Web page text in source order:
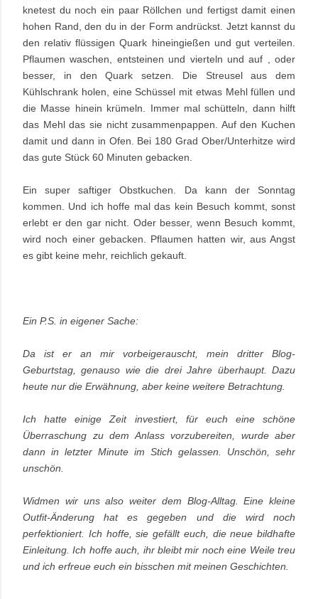
knetest du noch ein paar Röllchen und fertigst damit einen
hohen Rand, den du in der Form andrückst. Jetzt kannst du
den relativ flüssigen Quark hineingießen und gut verteilen.
Pflaumen waschen, entsteinen und vierteln und auf , oder
besser, in den Quark setzen. Die Streusel aus dem
Kühlschrank holen, eine Schüssel mit etwas Mehl füllen und
die Masse hinein krümeln. Immer mal schütteln, dann hilft
das Mehl das sie nicht zusammenpappen. Auf den Kuchen
damit und dann in Ofen. Bei 180 Grad Ober/Unterhitze wird
das gute Stück 60 Minuten gebacken.
Ein super saftiger Obstkuchen. Da kann der Sonntag
kommen. Und ich hoffe mal das kein Besuch kommt, sonst
erlebt er den gar nicht. Oder besser, wenn Besuch kommt,
wird noch einer gebacken. Pflaumen hatten wir, aus Angst
es gibt keine mehr, reichlich gekauft.
Ein P.S. in eigener Sache:
Da ist er an mir vorbeigerauscht, mein dritter Blog-
Geburtstag, genauso wie die drei Jahre überhaupt. Dazu
heute nur die Erwähnung, aber keine weitere Betrachtung.
Ich hatte einige Zeit investiert, für euch eine schöne
Überraschung zu dem Anlass vorzubereiten, wurde aber
dann in letzter Minute im Stich gelassen. Unschön, sehr
unschön.
Widmen wir uns also weiter dem Blog-Alltag. Eine kleine
Outfit-Änderung hat es gegeben und die wird noch
perfektioniert. Ich hoffe, sie gefällt euch, die neue bildhafte
Einleitung. Ich hoffe auch, ihr bleibt mir noch eine Weile treu
und ich erfreue euch ein bisschen mit meinen Geschichten.